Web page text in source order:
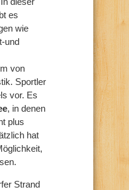
es
wie
und
von
Sportler
vor. Es
, in denen
plus
hat
Strand